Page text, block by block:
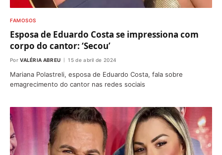
FAMOSOS
Esposa de Eduardo Costa se impressiona com
corpo do cantor: ‘Secou’
Por VALÉRIA ABREU 15 de abril de 2024
Mariana Polastreli, esposa de Eduardo Costa, fala sobre
emagrecimento do cantor nas redes sociais